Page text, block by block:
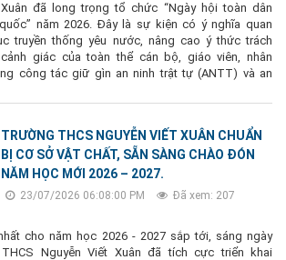
đã long trọng tổ chức “Ngày hội toàn dân
năm 2026. Đây là sự kiện có ý nghĩa quan
truyền thống yêu nước, nâng cao ý thức trách
giác của toàn thể cán bộ, giáo viên, nhân
công tác giữ gìn an ninh trật tự (ANTT) và an
TRƯỜNG THCS NGUYỄN VIẾT XUÂN CHUẨN
BỊ CƠ SỞ VẬT CHẤT, SẴN SÀNG CHÀO ĐÓN
NĂM HỌC MỚI 2026 – 2027.
23/07/2026 06:08:00 PM
Đã xem: 207
cho năm học 2026 - 2027 sắp tới, sáng ngày
Nguyễn Viết Xuân đã tích cực triển khai